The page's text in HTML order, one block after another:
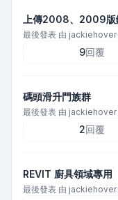
上傳2008、2009版
最後發表 由 jackiehover
9回覆
碼頭滑升門族群
最後發表 由 jackiehover
2回覆
REVIT 廚具領域專用
最後發表 由 jackiehover